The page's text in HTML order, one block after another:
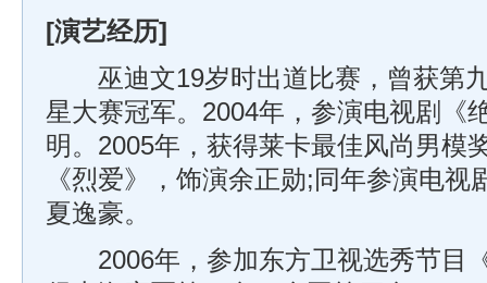
[演艺经历]
巫迪文19岁时出道比赛，曾获第九
星大赛冠军。2004年，参演电视剧《
明。2005年，获得莱卡最佳风尚男模
《烈爱》，饰演余正勋;同年参演电视
夏逸豪。
2006年，参加东方卫视选秀节目